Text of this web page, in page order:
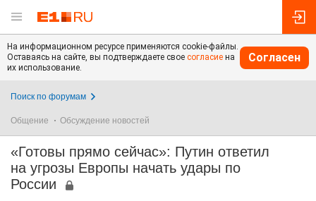
На информационном ресурсе применяются cookie-файлы.
Оставаясь на сайте, вы подтверждаете свое согласие на
их использование.
Согласен
Поиск по форумам
Общение Обсуждение новостей
«Готовы прямо сейчас»: Путин ответил
на угрозы Европы начать удары по
России